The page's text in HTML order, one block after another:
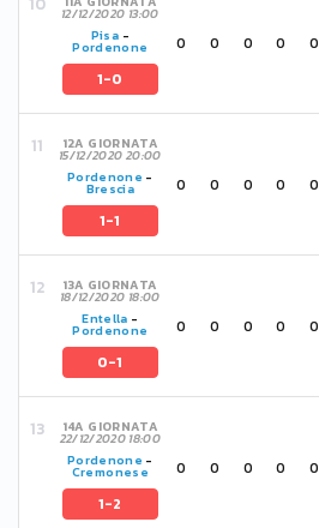
12/12/2020 13:00
Pisa -
Pordenone
1-0
0 0 0 0 0
12A GIORNATA
15/12/2020 20:00
Pordenone -
Brescia
1-1
0 0 0 0 0
13A GIORNATA
18/12/2020 18:00
Entella -
Pordenone
0-1
0 0 0 0 0
14A GIORNATA
22/12/2020 18:00
Pordenone -
Cremonese
1-2
0 0 0 0 0